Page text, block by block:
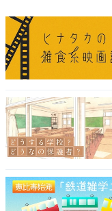
キッコーマン「大豆麺」の
電子レンジ対応容